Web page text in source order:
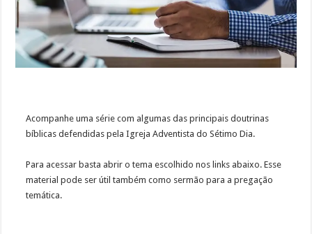
Acompanhe uma série com algumas das principais doutrinas
bíblicas defendidas pela Igreja Adventista do Sétimo Dia.
Para acessar basta abrir o tema escolhido nos links abaixo. Esse
material pode ser útil também como sermão para a pregação
temática.